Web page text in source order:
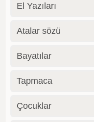
El Yazıları
Atalar sözü
Bayatılar
Tapmaca
Çocuklar